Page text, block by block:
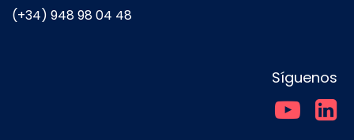
(+34) 948 98 04 48
Síguenos